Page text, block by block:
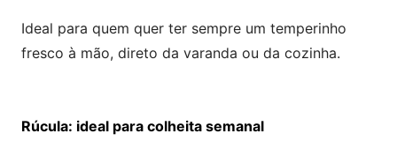
Ideal para quem quer ter sempre um temperinho
fresco à mão, direto da varanda ou da cozinha.
Rúcula: ideal para colheita semanal